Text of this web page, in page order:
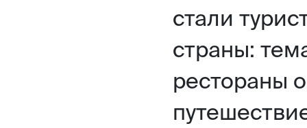
стали
страны:
рестораны